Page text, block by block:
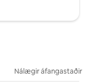
Nálægir áfangastaðir